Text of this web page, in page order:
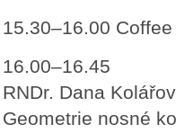
15.30–16.00
16.00–16.45
RNDr. Dana
Geometrie nosné